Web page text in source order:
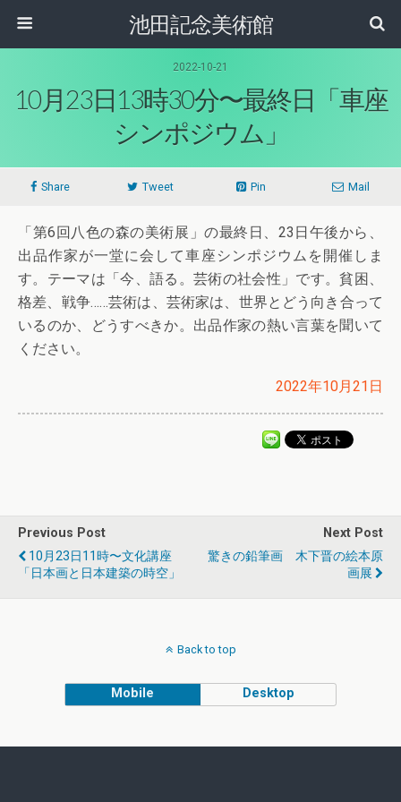
池田記念美術館
2022-10-21
10月23日13時30分〜最終日「車座
シンポジウム」
Share Tweet Pin Mail
「第6回八色の森の美術展」の最終日、23日午後から、
出品作家が一堂に会して車座シンポジウムを開催しま
す。テーマは「今、語る。芸術の社会性」です。貧困、
格差、戦争……芸術は、芸術家は、世界とどう向き合って
いるのか、どうすべきか。出品作家の熱い言葉を聞いて
ください。
2022年10月21日
Previous Post
10月23日11時〜文化講座
「日本画と日本建築の時空」
Next Post
驚きの鉛筆画 木下晋の絵本原
画展
Back to top
Mobile Desktop